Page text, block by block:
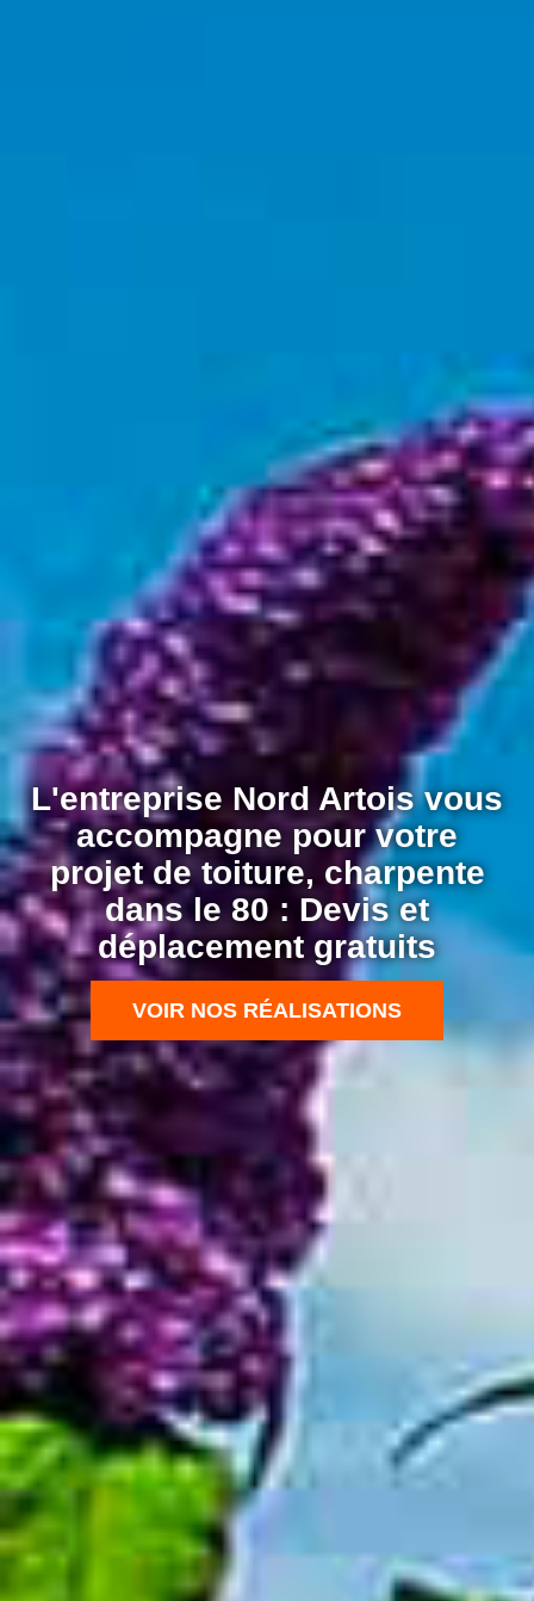
L'entreprise Nord Artois vous
accompagne pour votre
projet de toiture, charpente
dans le 80 : Devis et
déplacement gratuits
VOIR NOS RÉALISATIONS